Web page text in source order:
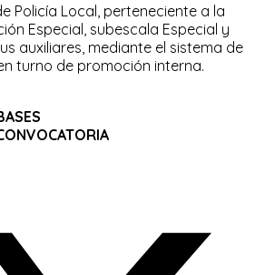
Policía Local, perteneciente a la
Especial, subescala Especial y
auxiliares, mediante el sistema de
turno de promoción interna.